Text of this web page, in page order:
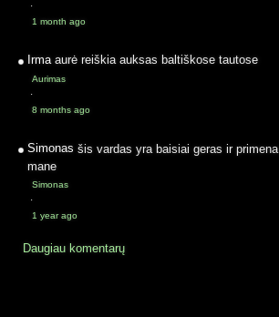
·
1 month ago
Irma aurė reiškia auksas baltiškose tautose
Aurimas
·
8 months ago
Simonas šis vardas yra baisiai geras ir primena
mane
Simonas
·
1 year ago
Daugiau komentarų